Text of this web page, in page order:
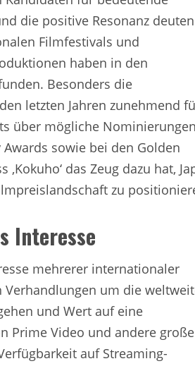
die positive Resonanz deuten
Filmfestivals und
haben in den
Besonders die
letzten Jahren zunehmend
über mögliche
sowie bei den Golden
das Zeug dazu hat,
zu
Interesse
mehrerer internationaler
um die
und Wert auf eine
Prime Video und andere große
auf Streaming-